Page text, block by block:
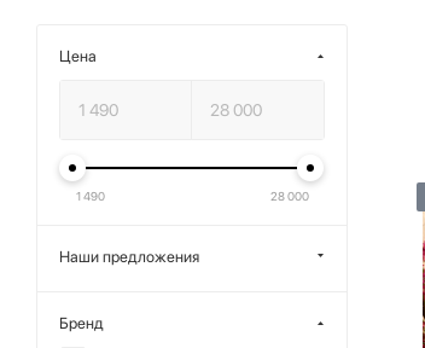
Цена
1 490 28 000
Наши предложения
Бренд